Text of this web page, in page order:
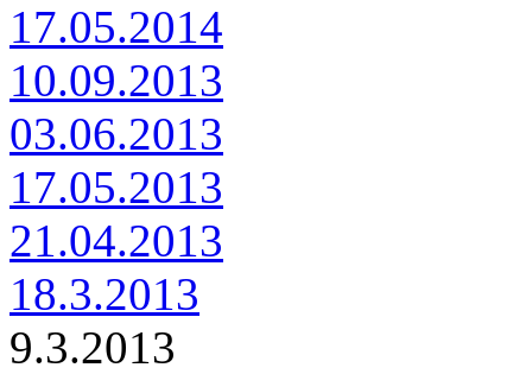
17.05.2014
10.09.2013
03.06.2013
17.05.2013
21.04.2013
18.3.2013
9.3.2013